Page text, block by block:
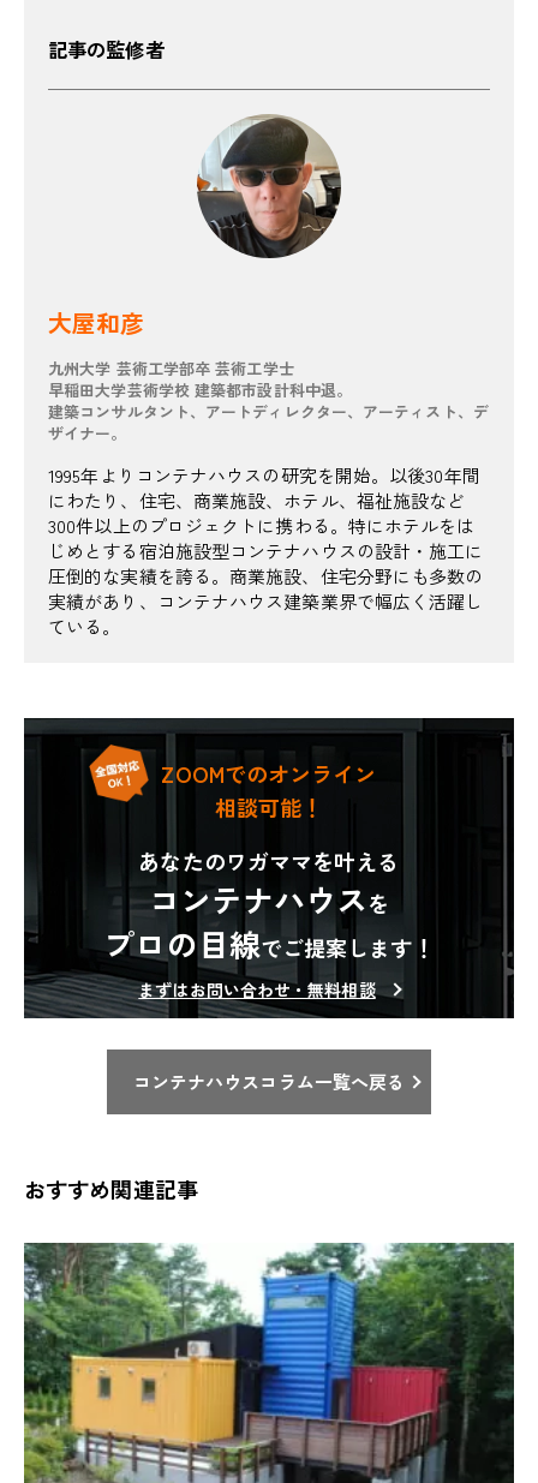
記事の監修者
大屋和彦
九州大学 芸術工学部卒 芸術工学士
早稲田大学芸術学校 建築都市設計科中退。
建築コンサルタント、アートディレクター、アーティスト、デ
ザイナー。
1995年よりコンテナハウスの研究を開始。以後30年間
にわたり、住宅、商業施設、ホテル、福祉施設など
300件以上のプロジェクトに携わる。特にホテルをは
じめとする宿泊施設型コンテナハウスの設計・施工に
圧倒的な実績を誇る。商業施設、住宅分野にも多数の
実績があり、コンテナハウス建築業界で幅広く活躍し
ている。
ZOOMでのオンライン
相談可能！
あなたのワガママを叶える
コンテナハウスを
プロの目線でご提案します！
まずはお問い合わせ・無料相談
コンテナハウスコラム一覧へ戻る
おすすめ関連記事